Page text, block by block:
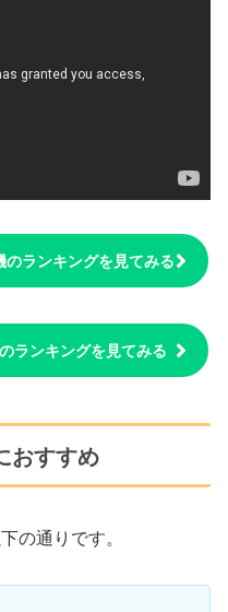
ランキングを見てみる
ランキングを見てみる
おすすめ
の通りです。